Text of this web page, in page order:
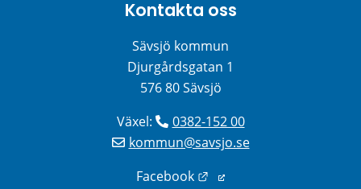
Kontakta oss
Sävsjö kommun
Djurgårdsgatan 1
576 80 Sävsjö
Växel:
0382-152 00
kommun@savsjo.se
Facebook
Länk till annan